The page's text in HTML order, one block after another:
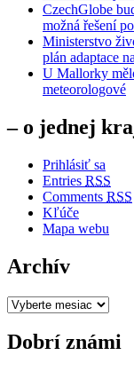
CzechGlobe
možná řešení
Ministerstvo
plán adaptace
U Mallorky
meteorologové
– o jednej
Prihlásiť sa
Entries RSS
Comments RSS
Kľúče
Mapa webu
Archív
Archív
Dobrí známi